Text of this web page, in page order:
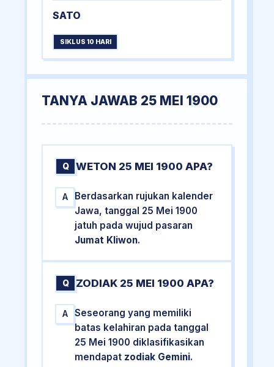
SATO
SIKLUS 10 HARI
TANYA JAWAB 25 MEI 1900
Q WETON 25 MEI 1900 APA?
A
Berdasarkan rujukan kalender
Jawa, tanggal 25 Mei 1900
jatuh pada wujud pasaran
Jumat Kliwon.
Q ZODIAK 25 MEI 1900 APA?
A
Seseorang yang memiliki
batas kelahiran pada tanggal
25 Mei 1900 diklasifikasikan
mendapat zodiak Gemini.